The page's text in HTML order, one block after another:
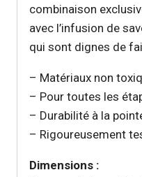
combinaison
avec l’infusion de
qui sont dignes de
– Matériaux non
– Pour toutes les
– Durabilité à la
– Rigoureusement
Dimensions :